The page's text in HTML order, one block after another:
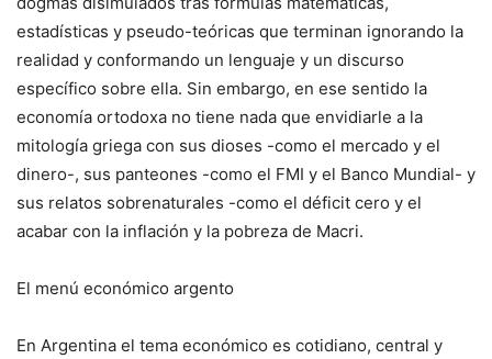
estadísticas y pseudo-teóricas que terminan ignorando la
realidad y conformando un lenguaje y un discurso
específico sobre ella. Sin embargo, en ese sentido la
economía ortodoxa no tiene nada que envidiarle a la
mitología griega con sus dioses -como el mercado y el
dinero-, sus panteones -como el FMI y el Banco Mundial- y
sus relatos sobrenaturales -como el déficit cero y el
acabar con la inflación y la pobreza de Macri.
El menú económico argento
En Argentina el tema económico es cotidiano, central y